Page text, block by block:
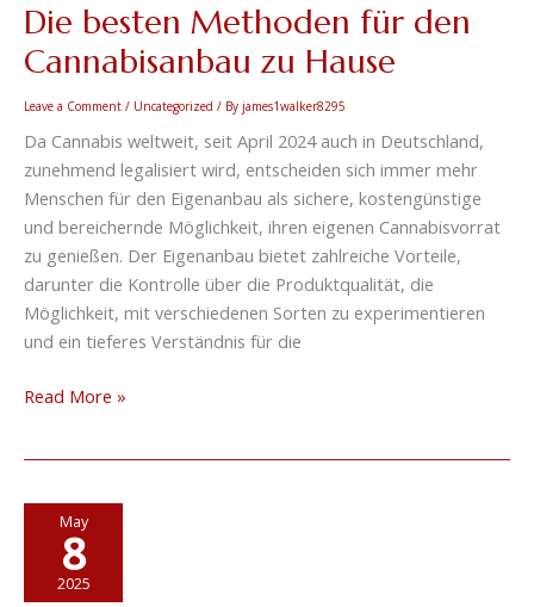
Die besten Methoden für den
Cannabisanbau zu Hause
Leave a Comment / Uncategorized / By james1walker8295
Da Cannabis weltweit, seit April 2024 auch in Deutschland,
zunehmend legalisiert wird, entscheiden sich immer mehr
Menschen für den Eigenanbau als sichere, kostengünstige
und bereichernde Möglichkeit, ihren eigenen Cannabisvorrat
zu genießen. Der Eigenanbau bietet zahlreiche Vorteile,
darunter die Kontrolle über die Produktqualität, die
Möglichkeit, mit verschiedenen Sorten zu experimentieren
und ein tieferes Verständnis für die
Cannabisanbau
zu
Read More »
May
8
2025
name